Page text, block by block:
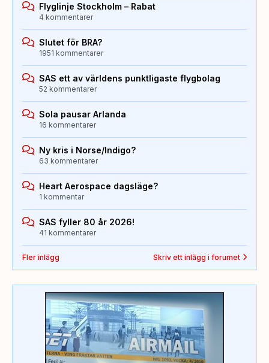
Flyglinje Stockholm – Rabat
4 kommentarer
Slutet för BRA?
1951 kommentarer
SAS ett av världens punktligaste flygbolag
52 kommentarer
Sola pausar Arlanda
16 kommentarer
Ny kris i Norse/Indigo?
63 kommentarer
Heart Aerospace dagsläge?
1 kommentar
SAS fyller 80 år 2026!
41 kommentarer
Fler inlägg Skriv ett inlägg i forumet